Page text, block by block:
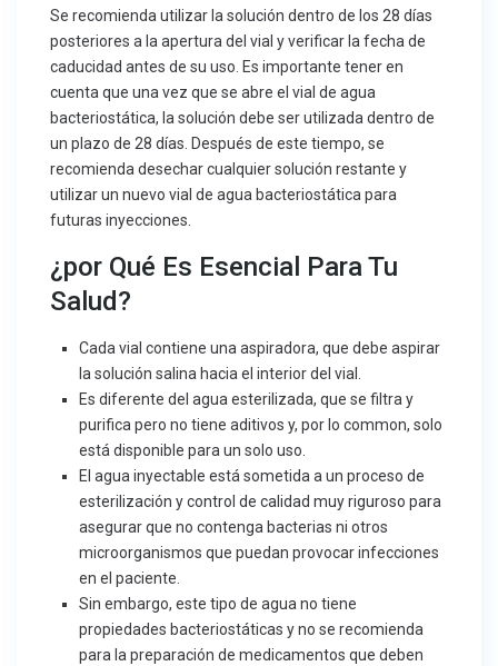
Se recomienda utilizar la solución dentro de los 28 días
posteriores a la apertura del vial y verificar la fecha de
caducidad antes de su uso. Es importante tener en
cuenta que una vez que se abre el vial de agua
bacteriostática, la solución debe ser utilizada dentro de
un plazo de 28 días. Después de este tiempo, se
recomienda desechar cualquier solución restante y
utilizar un nuevo vial de agua bacteriostática para
futuras inyecciones.
¿por Qué Es Esencial Para Tu
Salud?
Cada vial contiene una aspiradora, que debe aspirar
la solución salina hacia el interior del vial.
Es diferente del agua esterilizada, que se filtra y
purifica pero no tiene aditivos y, por lo common, solo
está disponible para un solo uso.
El agua inyectable está sometida a un proceso de
esterilización y control de calidad muy riguroso para
asegurar que no contenga bacterias ni otros
microorganismos que puedan provocar infecciones
en el paciente.
Sin embargo, este tipo de agua no tiene
propiedades bacteriostáticas y no se recomienda
para la preparación de medicamentos que deben